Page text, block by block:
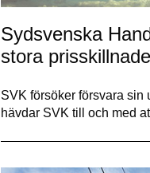
Sydsvenska
stora
SVK försöker försvara sin
hävdar SVK till och med